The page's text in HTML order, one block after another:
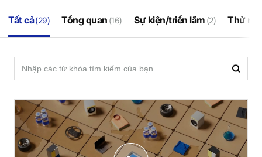
Tất cả(29) Tổng quan (16) Sự kiện/triển lãm (2) Thử
색
역
검
색
V